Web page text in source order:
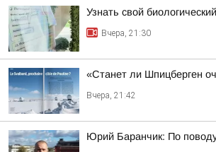
Узнать свой
Вчера, 21:30
«Станет ли Шпицберген
Вчера, 21:42
Юрий Баранчик: По